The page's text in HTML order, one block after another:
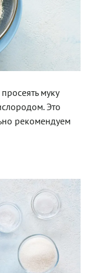
муку
Это
рекомендуем